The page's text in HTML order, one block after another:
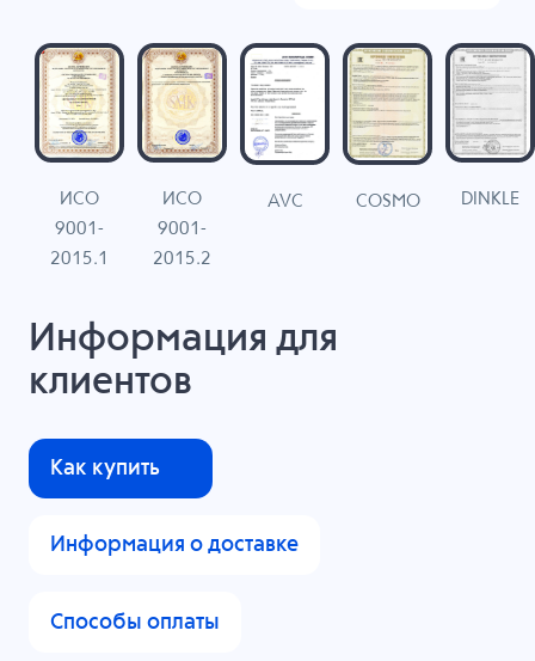
ИСО
9001-
2015.1
ИСО
9001-
2015.2
AVC COSMO DINKLE
Информация для
клиентов
Как купить
Информация о доставке
Способы оплаты